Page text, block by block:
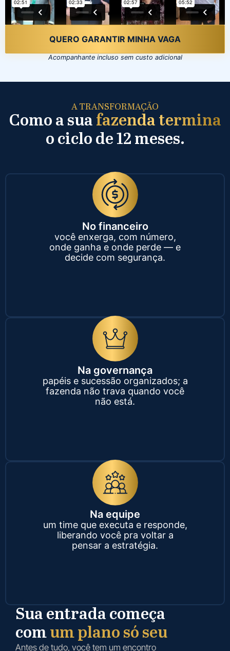
QUERO GARANTIR MINHA VAGA
Acompanhante incluso sem custo adicional
A TRANSFORMAÇÃO
Como a sua fazenda termina
o ciclo de 12 meses.
No financeiro
você enxerga, com número,
onde ganha e onde perde — e
decide com segurança.
Na governança
papéis e sucessão organizados; a
fazenda não trava quando você
não está.
Na equipe
um time que executa e responde,
liberando você pra voltar a
pensar a estratégia.
Sua entrada começa
comum plano só seu
Antes de tudo, você tem um encontro